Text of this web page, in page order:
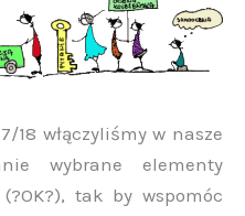
włączyliśmy w nasze
wybrane elementy
tak by wspomóc